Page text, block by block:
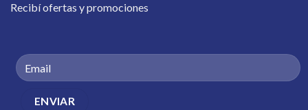
Recibí ofertas y promociones